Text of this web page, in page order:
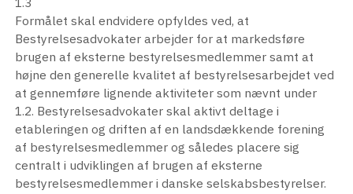
Formålet skal endvidere opfyldes ved, at
Bestyrelsesadvokater arbejder for at markedsføre
brugen af eksterne bestyrelsesmedlemmer samt at
højne den generelle kvalitet af bestyrelsesarbejdet ved
at gennemføre lignende aktiviteter som nævnt under
1.2. Bestyrelsesadvokater skal aktivt deltage i
etableringen og driften af en landsdækkende forening
af bestyrelsesmedlemmer og således placere sig
centralt i udviklingen af brugen af eksterne
bestyrelsesmedlemmer i danske selskabsbestyrelser.